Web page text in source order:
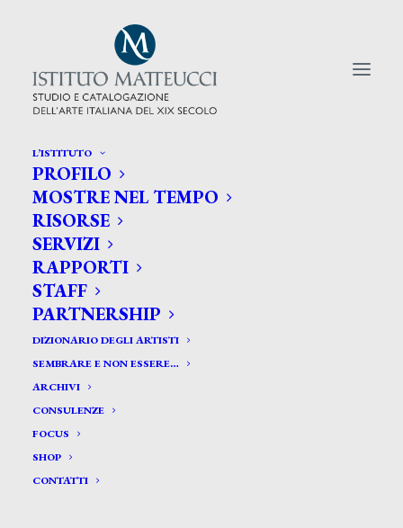
L’ISTITUTO
PROFILO
MOSTRE NEL TEMPO
RISORSE
SERVIZI
RAPPORTI
STAFF
PARTNERSHIP
DIZIONARIO DEGLI ARTISTI
SEMBRARE E NON ESSERE…
ARCHIVI
CONSULENZE
FOCUS
SHOP
CONTATTI
CERCA TRA GLI ARTISTI:
Search
for:
Scaglia Michele